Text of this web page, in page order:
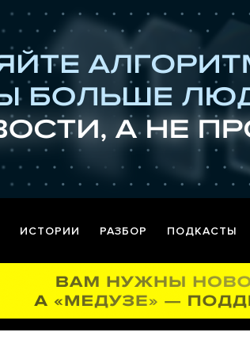
ИСТОРИИ РАЗБОР ПОДКАСТЫ